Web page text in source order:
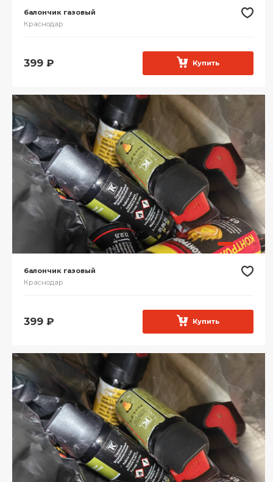
балончик газовый
Краснодар
399 ₽ Купить
балончик газовый
Краснодар
399 ₽ Купить